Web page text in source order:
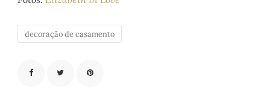
decoração de casamento